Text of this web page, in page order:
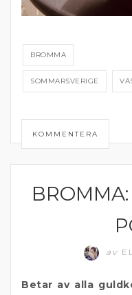
BROMMA
SOMMARSVERIGE
KOMMENTERA
ÄTA UTE
av
Betar av alla